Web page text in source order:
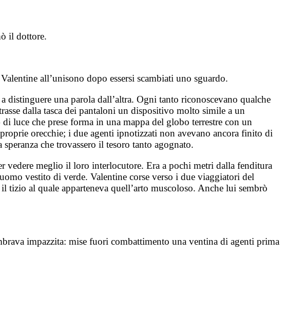
il dottore.
all’unisono dopo essersi scambiati uno sguardo.
una parola dall’altra. Ogni tanto riconoscevano qualche
dalla tasca dei pantaloni un dispositivo molto simile a un
luce che prese forma in una mappa del globo terrestre con un
orecchie; i due agenti ipnotizzati non avevano ancora finito di
che trovassero il tesoro tanto agognato.
vedere meglio il loro interlocutore. Era a pochi metri dalla fenditura
vestito di verde. Valentine corse verso i due viaggiatori del
tizio al quale apparteneva quell’arto muscoloso. Anche lui sembrò
impazzita: mise fuori combattimento una ventina di agenti prima